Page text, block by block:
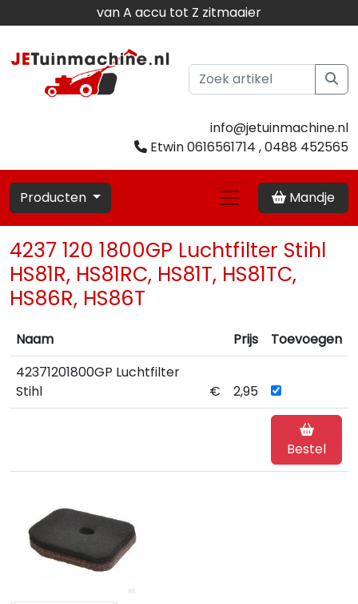
van A accu tot Z zitmaaier
info@jetuinmachine.nl
Etwin 0616561714 , 0488 452565
Producten Mandje
4237 120 1800GP Luchtfilter Stihl
HS81R, HS81RC, HS81T, HS81TC,
HS86R, HS86T
Naam Prijs
Toevoegen
42371201800GP Luchtfilter
Stihl
€ 2,95
Bestel